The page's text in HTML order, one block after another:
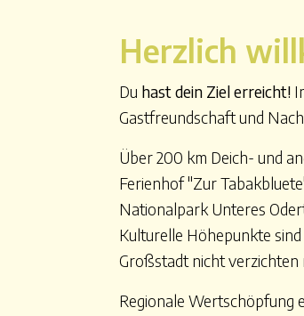
Herzlich
Du hast dein Ziel erreicht!
Gastfreundschaft und
Über 200 km Deich- und
Ferienhof "Zur
Nationalpark Unteres
Kulturelle Höhepunkte
Großstadt nicht verzichten
Regionale Wertschöpfung